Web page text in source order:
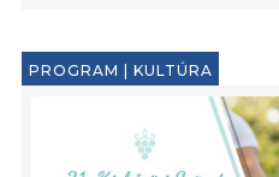
PROGRAM | KULTÚRA